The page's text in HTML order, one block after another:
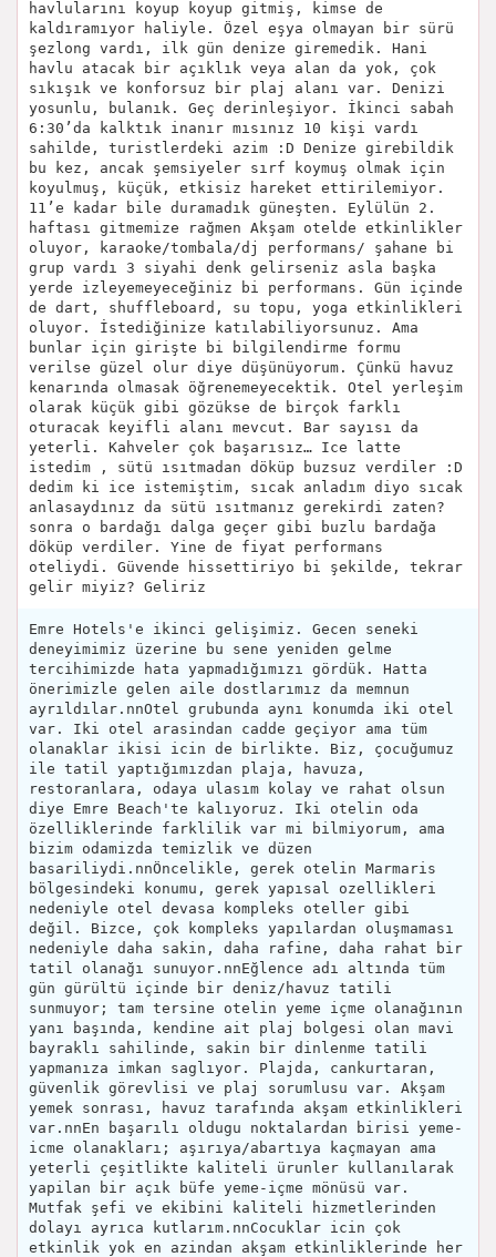
havlularını koyup koyup gitmiş, kimse de
kaldıramıyor haliyle. Özel eşya olmayan bir sürü
şezlong vardı, ilk gün denize giremedik. Hani
havlu atacak bir açıklık veya alan da yok, çok
sıkışık ve konforsuz bir plaj alanı var. Denizi
yosunlu, bulanık. Geç derinleşiyor. İkinci sabah
6:30’da kalktık inanır mısınız 10 kişi vardı
sahilde, turistlerdeki azim :D Denize girebildik
bu kez, ancak şemsiyeler sırf koymuş olmak için
koyulmuş, küçük, etkisiz hareket ettirilemiyor.
11’e kadar bile duramadık güneşten. Eylülün 2.
haftası gitmemize rağmen Akşam otelde etkinlikler
oluyor, karaoke/tombala/dj performans/ şahane bi
grup vardı 3 siyahi denk gelirseniz asla başka
yerde izleyemeyeceğiniz bi performans. Gün içinde
de dart, shuffleboard, su topu, yoga etkinlikleri
oluyor. İstediğinize katılabiliyorsunuz. Ama
bunlar için girişte bi bilgilendirme formu
verilse güzel olur diye düşünüyorum. Çünkü havuz
kenarında olmasak öğrenemeyecektik. Otel yerleşim
olarak küçük gibi gözükse de birçok farklı
oturacak keyifli alanı mevcut. Bar sayısı da
yeterli. Kahveler çok başarısız… Ice latte
istedim , sütü ısıtmadan döküp buzsuz verdiler :D
dedim ki ice istemiştim, sıcak anladım diyo sıcak
anlasaydınız da sütü ısıtmanız gerekirdi zaten?
sonra o bardağı dalga geçer gibi buzlu bardağa
döküp verdiler. Yine de fiyat performans
oteliydi. Güvende hissettiriyo bi şekilde, tekrar
gelir miyiz? Geliriz
Emre Hotels'e ikinci gelişimiz. Gecen seneki
deneyimimiz üzerine bu sene yeniden gelme
tercihimizde hata yapmadığımızı gördük. Hatta
önerimizle gelen aile dostlarımız da memnun
ayrıldılar.nnOtel grubunda aynı konumda iki otel
var. Iki otel arasindan cadde geçiyor ama tüm
olanaklar ikisi icin de birlikte. Biz, çocuğumuz
ile tatil yaptığımızdan plaja, havuza,
restoranlara, odaya ulasım kolay ve rahat olsun
diye Emre Beach'te kalıyoruz. Iki otelin oda
özelliklerinde farklilik var mi bilmiyorum, ama
bizim odamizda temizlik ve düzen
basariliydi.nnÖncelikle, gerek otelin Marmaris
bölgesindeki konumu, gerek yapısal ozellikleri
nedeniyle otel devasa kompleks oteller gibi
değil. Bizce, çok kompleks yapılardan oluşmaması
nedeniyle daha sakin, daha rafine, daha rahat bir
tatil olanağı sunuyor.nnEğlence adı altında tüm
gün gürültü içinde bir deniz/havuz tatili
sunmuyor; tam tersine otelin yeme içme olanağının
yanı başında, kendine ait plaj bolgesi olan mavi
bayraklı sahilinde, sakin bir dinlenme tatili
yapmanıza imkan saglıyor. Plajda, cankurtaran,
güvenlik görevlisi ve plaj sorumlusu var. Akşam
yemek sonrası, havuz tarafında akşam etkinlikleri
var.nnEn başarılı oldugu noktalardan birisi yeme-
icme olanakları; aşırıya/abartıya kaçmayan ama
yeterli çeşitlikte kaliteli ürunler kullanılarak
yapilan bir açık büfe yeme-içme mönüsü var.
Mutfak şefi ve ekibini kaliteli hizmetlerinden
dolayı ayrıca kutlarım.nnCocuklar icin çok
etkinlik yok en azindan akşam etkinliklerinde her